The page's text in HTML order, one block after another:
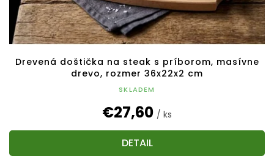
Drevená doštička na steak s príborom, masívne
drevo, rozmer 36x22x2 cm
SKLADEM
€27,60 / ks
DETAIL